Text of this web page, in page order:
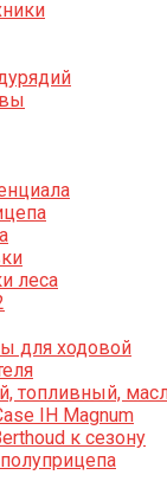
леса
для ходовой
топливный,
IH Magnum
к сезону